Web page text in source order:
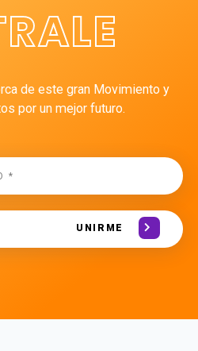
de este gran Movimiento y
por un mejor futuro.
UNIRME